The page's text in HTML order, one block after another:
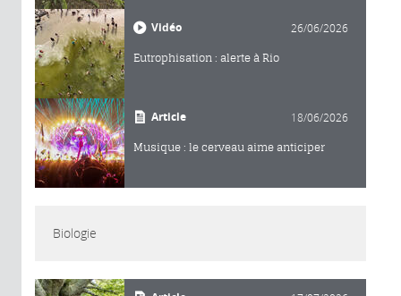
Vidéo 26/06/2026
Eutrophisation : alerte à Rio
Article 18/06/2026
Musique : le cerveau aime anticiper
Biologie